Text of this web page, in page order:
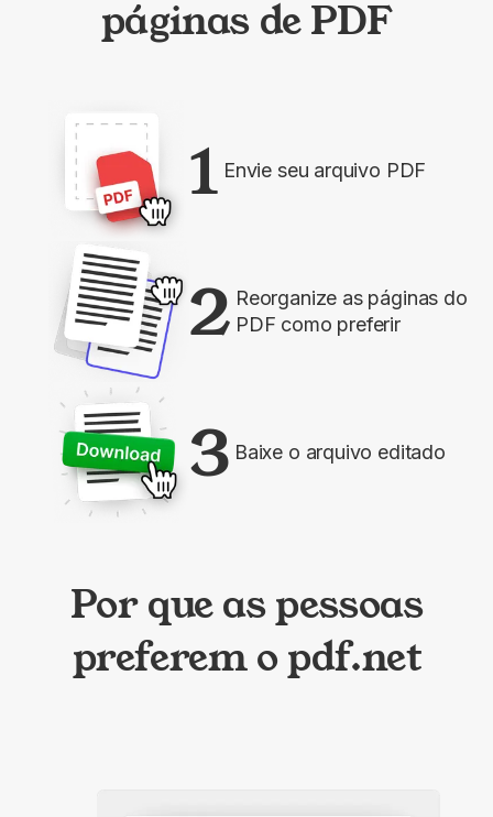
páginas de PDF
1 Envie seu arquivo PDF
2 Reorganize as páginas do
PDF como preferir
3 Baixe o arquivo editado
Por que as pessoas
preferem o pdf.net